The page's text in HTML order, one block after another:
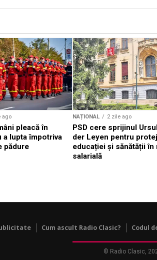
ago
pleacă în
a lupta împotriva
pădure
NAȚIONAL 2 zile ago
PSD cere sprijinul
der Leyen pentru
educației și sănătății în
salarială
Cum ascult Radio Clasic? Codul
© Radio Clasic,